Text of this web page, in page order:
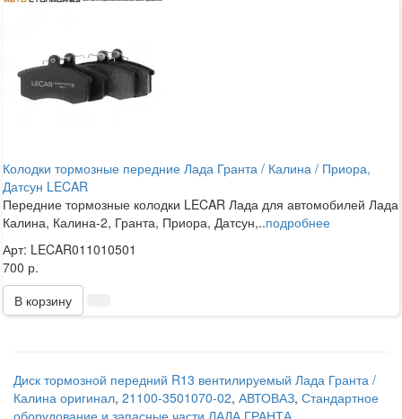
Колодки тормозные передние Лада Гранта / Калина / Приора,
Датсун LECAR
Передние тормозные колодки LECAR Лада для автомобилей Лада
Калина, Калина-2, Гранта, Приора, Датсун,..подробнее
Арт: LECAR011010501
700 р.
В корзину
Диск тормозной передний R13 вентилируемый Лада Гранта /
Калина оригинал, 21100-3501070-02, АВТОВАЗ, Стандартное
оборудование и запасные части ЛАДА ГРАНТА